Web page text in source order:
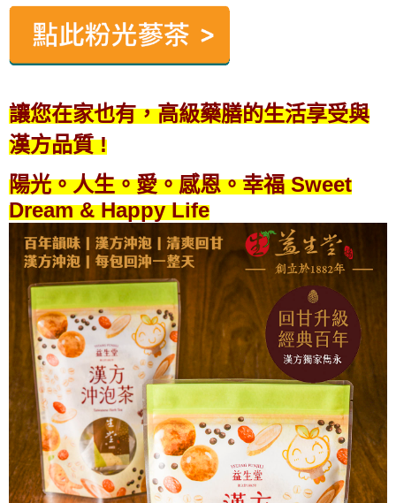
讓您在家也有，高級藥膳的生活享受與
漢方品質 !
陽光。人生。愛。感恩。幸福 Sweet
Dream & Happy Life